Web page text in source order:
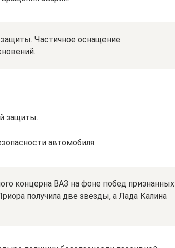
Частичное оснащение
защиты.
автомобиля.
концерна ВАЗ на фоне побед признанных
получила две звезды, а Лада Калина